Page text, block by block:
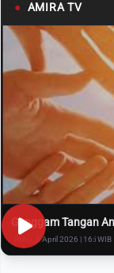
● AMIRA TV
Genggam Tangan
Rabu, 8 April 2026 | 16:i WIB